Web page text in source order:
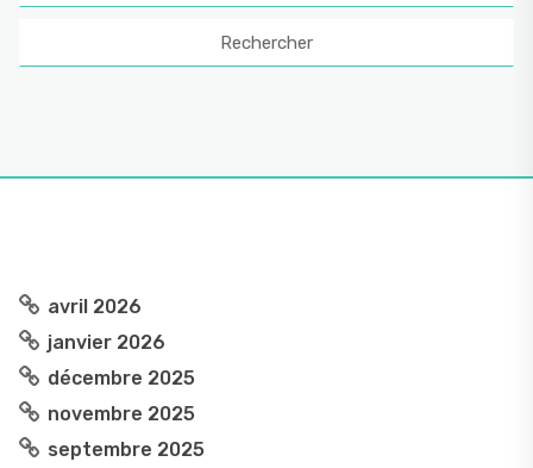
avril 2026
janvier 2026
décembre 2025
novembre 2025
septembre 2025